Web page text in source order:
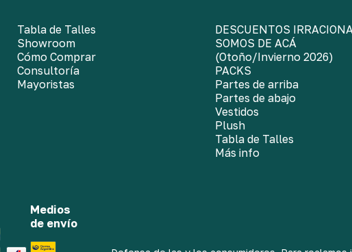
Tabla de Talles
Showroom
Cómo Comprar
Consultoría
Mayoristas
DESCUENTOS
SOMOS DE ACÁ
(Otoño/Invierno 2026)
PACKS
Partes de arriba
Partes de abajo
Vestidos
Plush
Tabla de Talles
Más info
Medios
de envío